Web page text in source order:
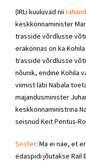
(IRLi kuuluvad nii
keskkonnaminister
trasside võrdlusse
erakonnas on ka
trasside võrdlusse
nõunik, endine Kohila
viimist läbi Nabala
majandusminister
keskkonnaministrina
seisnud Keit Pentus-
Sester: Ma ei näe, et
edaspidi jõutakse Rail